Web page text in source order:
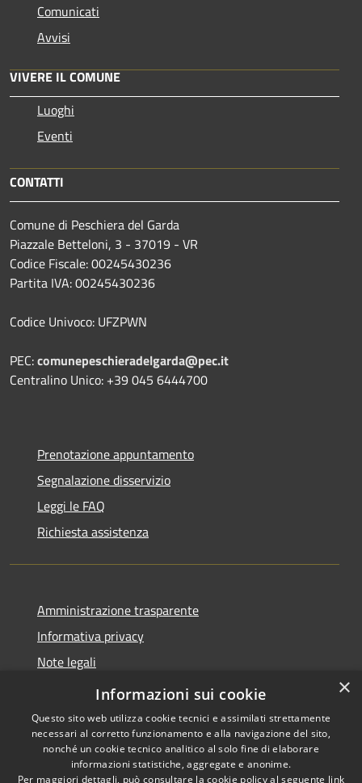
Comunicati
Avvisi
VIVERE IL COMUNE
Luoghi
Eventi
CONTATTI
Comune di Peschiera del Garda
Piazzale Betteloni, 3 - 37019 - VR
Codice Fiscale: 00245430236
Partita IVA: 00245430236
Codice Univoco: UFZPWN
PEC:comunepeschieradelgarda@pec.it
Centralino Unico: +39 045 6444700
Prenotazione appuntamento
Segnalazione disservizio
Leggi le FAQ
Richiesta assistenza
Amministrazione trasparente
Informativa privacy
Note legali
Dichiarazione di accessibilità
Copyright © 2026 • Comune di
×
Informazioni sui cookie
Questo sito web utilizza cookie tecnici e assimilati strettamente
necessari al corretto funzionamento e alla navigazione del sito,
nonché un cookie tecnico analitico al solo fine di elaborare
informazioni statistiche, aggregate e anonime.
Per maggiori dettagli, può consultare la cookie policy al seguente link